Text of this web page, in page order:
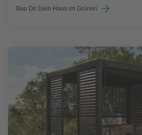
Bau Dir Dein Haus im Grünen